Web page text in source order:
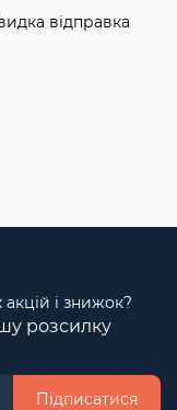
відправка
акцій і знижок?
розсилку
Підписатися